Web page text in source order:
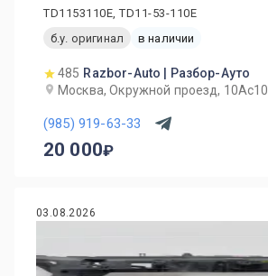
TD1153110E, TD11-53-110E
б.у. оригинал
в наличии
485 Razbor-Auto | Разбор-Ауто
Москва, Окружной проезд, 10Ас10
(985) 919-63-33
20 000
03.08.2026